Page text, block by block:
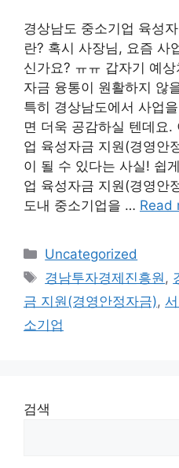
경상남도 중소기업 육성
란? 혹시 사장님, 요즘 사
신가요? ㅠㅠ 갑자기 예
자금 융통이 원활하지 않
특히 경상남도에서 사업
면 더욱 공감하실 텐데요.
업 육성자금 지원(경영안
이 될 수 있다는 사실! 쉽
업 육성자금 지원(경영안
도내 중소기업을 … Read
Categories
Uncategorized
Tags
경남투자경제진흥원,
금 지원(경영안정자금),
소기업
검색